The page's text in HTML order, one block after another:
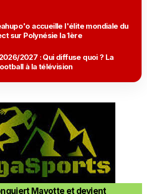
accueille l'élite mondiale du
sur Polynésie la 1ère
2027 : Qui diffuse quoi ? La
à la télévision
Mayotte et devient